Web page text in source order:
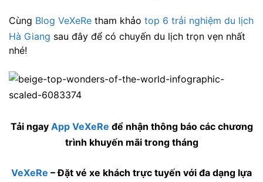
Cùng Blog VeXeRe tham khảo top 6 trải nghiệm du lịch
Hà Giang sau đây để có chuyến du lịch trọn vẹn nhất
nhé!
Tải ngay App VeXeRe để nhận thông báo các chương
trình khuyến mãi trong tháng
VeXeRe – Đặt vé xe khách trực tuyến với đa dạng lựa